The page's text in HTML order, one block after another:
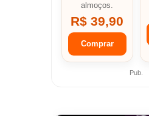
almoços.
R$ 39,90
Comprar
Pub.